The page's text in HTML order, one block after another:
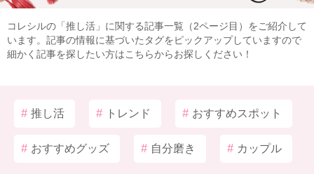
コレシルの「推し活」に関する記事一覧（2ページ目）をご紹介して
います。記事の情報に基づいたタグをピックアップしていますので
細かく記事を探したい方はこちらからお探しください！
# 推し活 # トレンド # おすすめスポット
# おすすめグッズ # 自分磨き # カップル